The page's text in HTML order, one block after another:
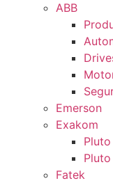
ABB
Emerson
Exakom
Fatek